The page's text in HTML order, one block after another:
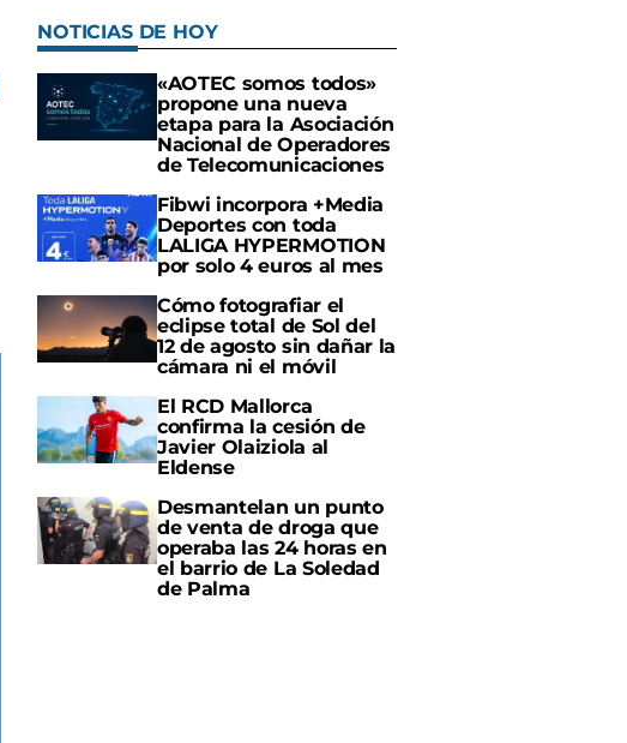
NOTICIAS DE HOY
«AOTEC somos todos»
propone una nueva
etapa para la Asociación
Nacional de Operadores
de Telecomunicaciones
Fibwi incorpora +Media
Deportes con toda
LALIGA HYPERMOTION
por solo 4 euros al mes
Cómo fotografiar el
eclipse total de Sol del
12 de agosto sin dañar la
cámara ni el móvil
El RCD Mallorca
confirma la cesión de
Javier Olaiziola al
Eldense
Desmantelan un punto
de venta de droga que
operaba las 24 horas en
el barrio de La Soledad
de Palma